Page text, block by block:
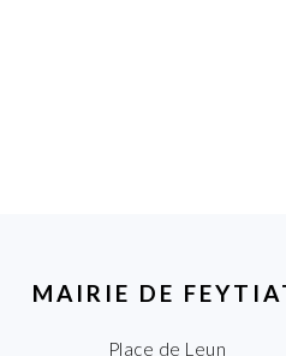
MAIRIE DE
Place de Leun